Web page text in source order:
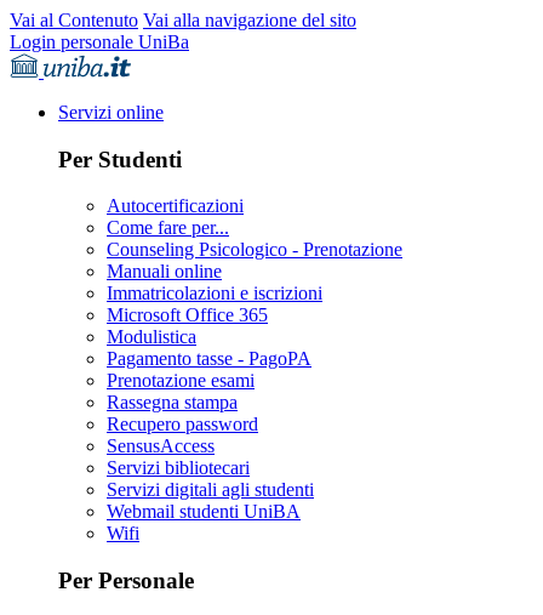
Vai al Contenuto Vai alla navigazione del sito
Login personale UniBa
Servizi online
Per Studenti
Autocertificazioni
Come fare per...
Counseling Psicologico - Prenotazione
Manuali online
Immatricolazioni e iscrizioni
Microsoft Office 365
Modulistica
Pagamento tasse - PagoPA
Prenotazione esami
Rassegna stampa
Recupero password
SensusAccess
Servizi bibliotecari
Servizi digitali agli studenti
Webmail studenti UniBA
Wifi
Per Personale